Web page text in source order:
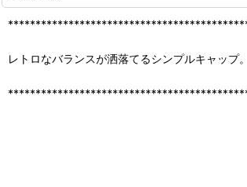
レトロなバランスが洒落てるシンプルキャップ。